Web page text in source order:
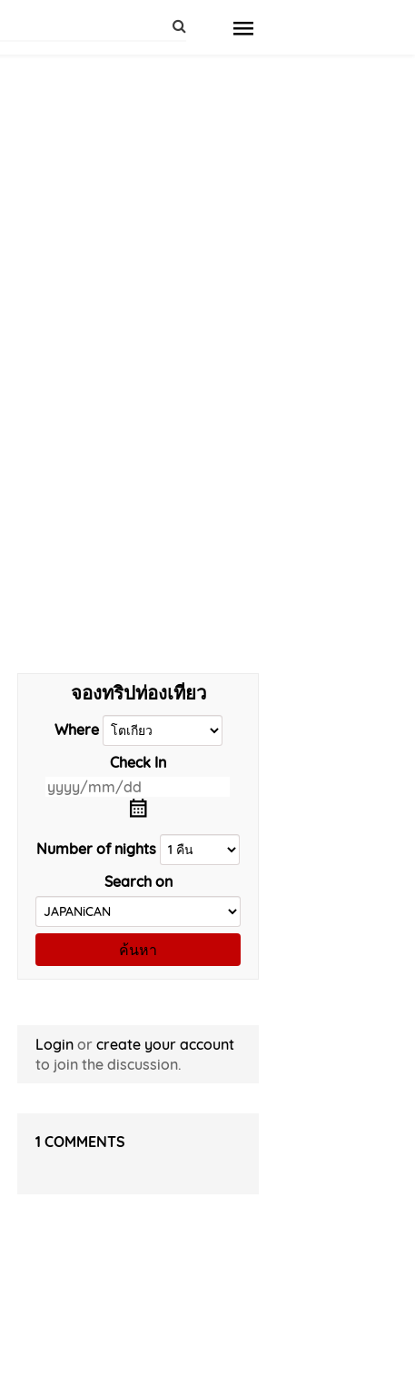
จองทริปท่องเที่ยว
Where
Check In
Number of nights
Search on
ค้นหา
Login orcreate your account
to join the discussion.
1 COMMENTS